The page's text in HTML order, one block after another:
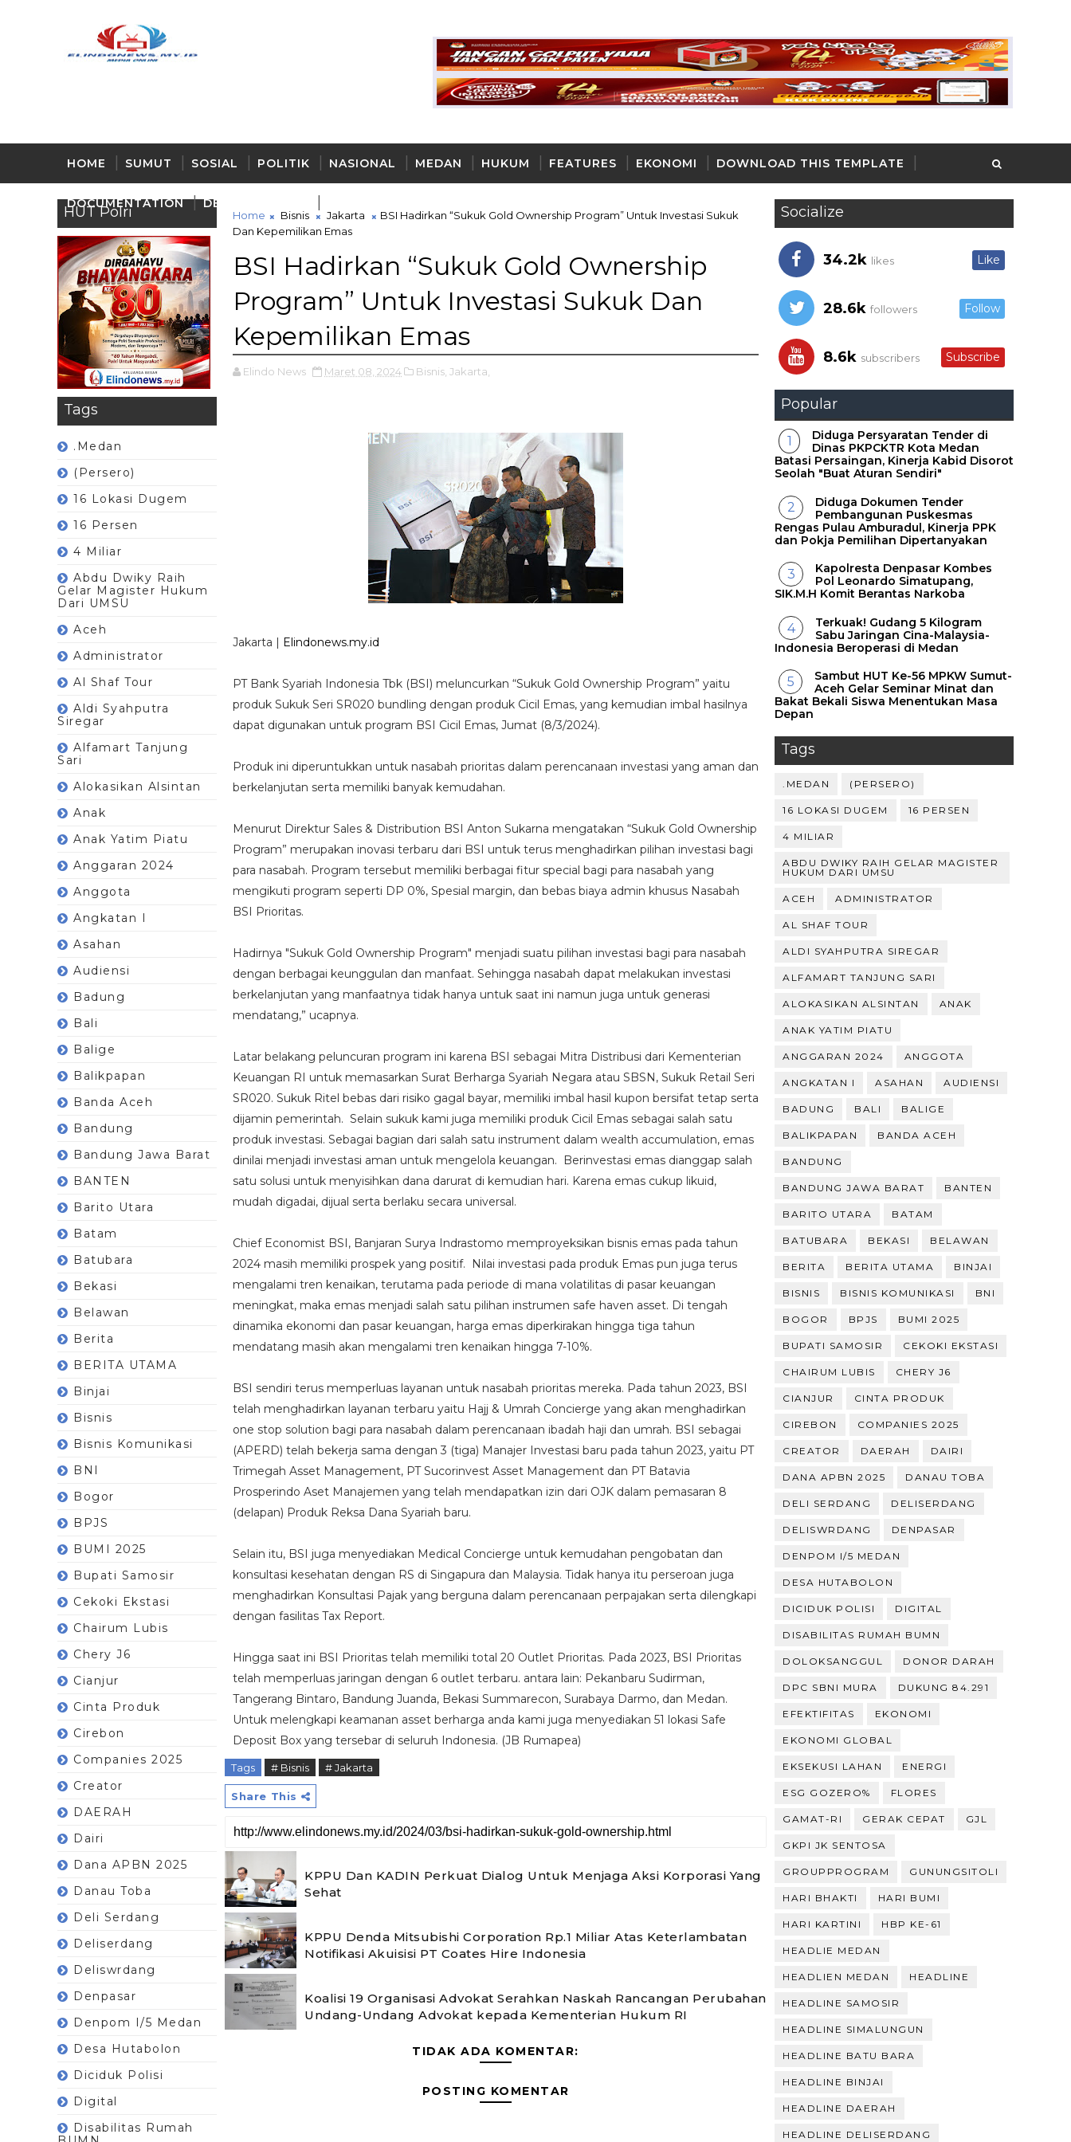
HOME SUMUT SOSIAL POLITIK NASIONAL MEDAN HUKUM FEATURES EKONOMI DOWNLOAD THIS TEMPLATE
DOCUMENTATION DELI - SERDANG
HUT Polri
Tags
.Medan
(Persero)
16 Lokasi Dugem
16 Persen
4 Miliar
Abdu Dwiky Raih
Gelar Magister Hukum
Dari UMSU
Aceh
Administrator
Al Shaf Tour
Aldi Syahputra
Siregar
Alfamart Tanjung
Sari
Alokasikan Alsintan
Anak
Anak Yatim Piatu
Anggaran 2024
Anggota
Angkatan I
Asahan
Audiensi
Badung
Bali
Balige
Balikpapan
Banda Aceh
Bandung
Bandung Jawa Barat
BANTEN
Barito Utara
Batam
Batubara
Bekasi
Belawan
Berita
BERITA UTAMA
Binjai
Bisnis
Bisnis Komunikasi
BNI
Bogor
BPJS
BUMI 2025
Bupati Samosir
Cekoki Ekstasi
Chairum Lubis
Chery J6
Cianjur
Cinta Produk
Cirebon
Companies 2025
Creator
DAERAH
Dairi
Dana APBN 2025
Danau Toba
Deli Serdang
Deliserdang
Deliswrdang
Denpasar
Denpom I/5 Medan
Desa Hutabolon
Diciduk Polisi
Digital
Disabilitas Rumah
Home Bisnis Jakarta
BSI Hadirkan “Sukuk Gold Ownership Program” Untuk Investasi Sukuk
Dan Kepemilikan Emas
BSI Hadirkan “Sukuk Gold Ownership
Program” Untuk Investasi Sukuk Dan
Kepemilikan Emas
Elindo News Maret 08, 2024 Bisnis, Jakarta,
Jakarta | Elindonews.my.id
PT Bank Syariah Indonesia Tbk (BSI) meluncurkan “Sukuk Gold Ownership Program” yaitu
produk Sukuk Seri SR020 bundling dengan produk Cicil Emas, yang kemudian imbal hasilnya
dapat digunakan untuk program BSI Cicil Emas, Jumat (8/3/2024).
Produk ini diperuntukkan untuk nasabah prioritas dalam perencanaan investasi yang aman dan
berkelanjutan serta memiliki banyak kemudahan.
Menurut Direktur Sales & Distribution BSI Anton Sukarna mengatakan “Sukuk Gold Ownership
Program” merupakan inovasi terbaru dari BSI untuk terus menghadirkan pilihan investasi bagi
para nasabah. Program tersebut memiliki berbagai fitur special bagi para nasabah yang
mengikuti program seperti DP 0%, Spesial margin, dan bebas biaya admin khusus Nasabah
BSI Prioritas.
Hadirnya "Sukuk Gold Ownership Program" menjadi suatu pilihan investasi bagi para nasabah
dengan berbagai keunggulan dan manfaat. Sehingga nasabah dapat melakukan investasi
berkelanjutan yang manfaatnya tidak hanya untuk saat ini namun juga untuk generasi
mendatang,” ucapnya.
Latar belakang peluncuran program ini karena BSI sebagai Mitra Distribusi dari Kementerian
Keuangan RI untuk memasarkan Surat Berharga Syariah Negara atau SBSN, Sukuk Retail Seri
SR020. Sukuk Ritel bebas dari risiko gagal bayar, memiliki imbal hasil kupon bersifat tetap serta
dijamin pemerintah. Selain sukuk kami juga memiliki produk Cicil Emas sebagai salah satu
produk investasi. Sebagai bagian dari salah satu instrument dalam wealth accumulation, emas
dinilai menjadi investasi aman untuk mengelola keuangan. Berinvestasi emas dianggap salah
satu solusi untuk menyisihkan dana darurat di kemudian hari. Karena emas cukup likuid,
mudah digadai, dijual serta berlaku secara universal.
Chief Economist BSI, Banjaran Surya Indrastomo memproyeksikan bisnis emas pada tahun
2024 masih memiliki prospek yang positif. Nilai investasi pada produk Emas pun juga terus
mengalami tren kenaikan, terutama pada periode di mana volatilitas di pasar keuangan
meningkat, maka emas menjadi salah satu pilihan instrumen safe haven asset. Di tengah
dinamika ekonomi dan pasar keuangan, harga emas diperkirakan hingga tiga tahun
mendatang masih akan mengalami tren kenaikan hingga 7-10%.
BSI sendiri terus memperluas layanan untuk nasabah prioritas mereka. Pada tahun 2023, BSI
telah menghadirkan layanan terbaru yaitu Hajj & Umrah Concierge yang akan menghadirkan
one stop solution bagi para nasabah dalam perencanaan ibadah haji dan umrah. BSI sebagai
(APERD) telah bekerja sama dengan 3 (tiga) Manajer Investasi baru pada tahun 2023, yaitu PT
Trimegah Asset Management, PT Sucorinvest Asset Management dan PT Batavia
Prosperindo Aset Manajemen yang telah mendapatkan izin dari OJK dalam pemasaran 8
(delapan) Produk Reksa Dana Syariah baru.
Selain itu, BSI juga menyediakan Medical Concierge untuk kemudahan pengobatan dan
konsultasi kesehatan dengan RS di Singapura dan Malaysia. Tidak hanya itu perseroan juga
menghadirkan Konsultasi Pajak yang berguna dalam perencanaan perpajakan serta dilengkapi
dengan fasilitas Tax Report.
Hingga saat ini BSI Prioritas telah memiliki total 20 Outlet Prioritas. Pada 2023, BSI Prioritas
telah memperluas jaringan dengan 6 outlet terbaru. antara lain: Pekanbaru Sudirman,
Tangerang Bintaro, Bandung Juanda, Bekasi Summarecon, Surabaya Darmo, dan Medan.
Untuk melengkapi keamanan asset berharga anda kami juga menyediakan 51 lokasi Safe
Deposit Box yang tersebar di seluruh Indonesia. (JB Rumapea)
Tags # Bisnis # Jakarta
Share This
KPPU Dan KADIN Perkuat Dialog Untuk Menjaga Aksi Korporasi Yang
Sehat
KPPU Denda Mitsubishi Corporation Rp.1 Miliar Atas Keterlambatan
Notifikasi Akuisisi PT Coates Hire Indonesia
Koalisi 19 Organisasi Advokat Serahkan Naskah Rancangan Perubahan
Undang-Undang Advokat kepada Kementerian Hukum RI
TIDAK ADA KOMENTAR:
POSTING KOMENTAR
Socialize
34.2k likes Like
28.6k followers Follow
8.6k subscribers Subscribe
Popular
Diduga Persyaratan Tender di
Dinas PKPCKTR Kota Medan
Batasi Persaingan, Kinerja Kabid Disorot
Seolah "Buat Aturan Sendiri"
Diduga Dokumen Tender
Pembangunan Puskesmas
Rengas Pulau Amburadul, Kinerja PPK
dan Pokja Pemilihan Dipertanyakan
Kapolresta Denpasar Kombes
Pol Leonardo Simatupang,
SIK.M.H Komit Berantas Narkoba
Terkuak! Gudang 5 Kilogram
Sabu Jaringan Cina-Malaysia-
Indonesia Beroperasi di Medan
Sambut HUT Ke-56 MPKW Sumut-
Aceh Gelar Seminar Minat dan
Bakat Bekali Siswa Menentukan Masa
Depan ‎
Tags
.MEDAN (PERSERO)
16 LOKASI DUGEM 16 PERSEN
4 MILIAR
ABDU DWIKY RAIH GELAR MAGISTER
HUKUM DARI UMSU
ACEH ADMINISTRATOR
AL SHAF TOUR
ALDI SYAHPUTRA SIREGAR
ALFAMART TANJUNG SARI
ALOKASIKAN ALSINTAN ANAK
ANAK YATIM PIATU
ANGGARAN 2024 ANGGOTA
ANGKATAN I ASAHAN AUDIENSI
BADUNG BALI BALIGE
BALIKPAPAN BANDA ACEH
BANDUNG
BANDUNG JAWA BARAT BANTEN
BARITO UTARA BATAM
BATUBARA BEKASI BELAWAN
BERITA BERITA UTAMA BINJAI
BISNIS BISNIS KOMUNIKASI BNI
BOGOR BPJS BUMI 2025
BUPATI SAMOSIR CEKOKI EKSTASI
CHAIRUM LUBIS CHERY J6
CIANJUR CINTA PRODUK
CIREBON COMPANIES 2025
CREATOR DAERAH DAIRI
DANA APBN 2025 DANAU TOBA
DELI SERDANG DELISERDANG
DELISWRDANG DENPASAR
DENPOM I/5 MEDAN
DESA HUTABOLON
DICIDUK POLISI DIGITAL
DISABILITAS RUMAH BUMN
DOLOKSANGGUL DONOR DARAH
DPC SBNI MURA DUKUNG 84.291
EFEKTIFITAS EKONOMI
EKONOMI GLOBAL
EKSEKUSI LAHAN ENERGI
ESG GOZERO% FLORES
GAMAT-RI GERAK CEPAT GJL
GKPI JK SENTOSA
GROUPPROGRAM GUNUNGSITOLI
HARI BHAKTI HARI BUMI
HARI KARTINI HBP KE-61
HEADLIE MEDAN
HEADLIEN MEDAN HEADLINE
HEADLINE SAMOSIR
HEADLINE SIMALUNGUN
HEADLINE BATU BARA
HEADLINE BINJAI
HEADLINE DAERAH
HEADLINE DELISERDANG